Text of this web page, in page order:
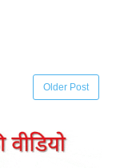
Older Post